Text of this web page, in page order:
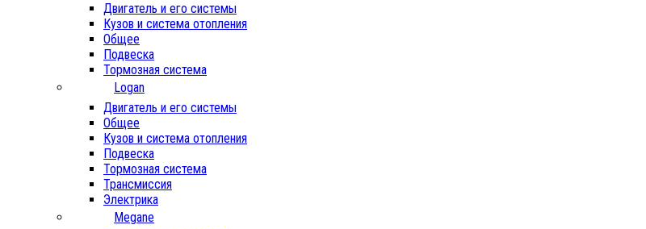
Двигатель и его системы
Кузов и система отопления
Общее
Подвеска
Тормозная система
Logan
Двигатель и его системы
Общее
Кузов и система отопления
Подвеска
Тормозная система
Трансмиссия
Электрика
Megane